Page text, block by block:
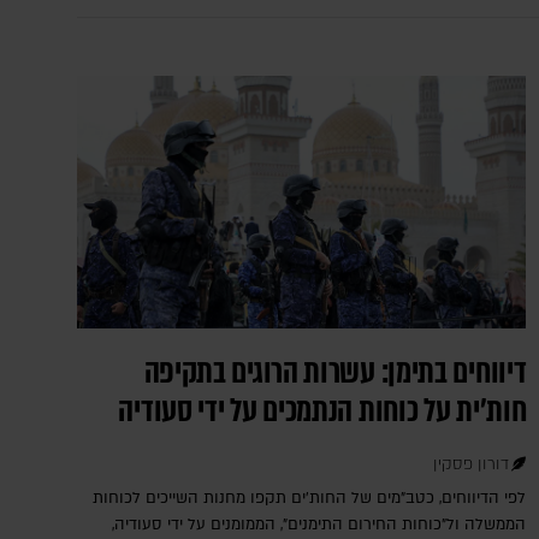
דיווחים בתימן: עשרות הרוגים בתקיפה
חות'ית על כוחות הנתמכים על ידי סעודיה
דורון פסקין
לפי הדיווחים, כטב"מים של החות'ים תקפו מחנות השייכים לכוחות
הממשלה ול"כוחות החירום התימנים", הממומנים על ידי סעודיה,